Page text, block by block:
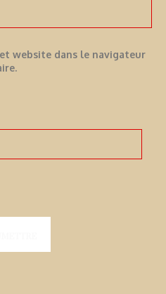
website dans le navigateur